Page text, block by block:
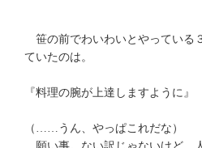
笹の前でわいわいとやっている
ていたのは。
『料理の腕が上達しますように』
（……うん、やっぱこれだな）